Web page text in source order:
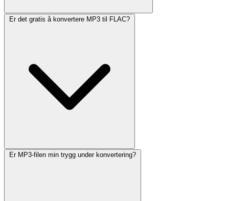
Er det gratis å konvertere MP3 til FLAC?
Er MP3-filen min trygg under konvertering?